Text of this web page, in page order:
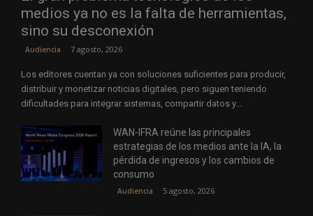
medios ya no es la falta de herramientas,
sino su desconexión
Audiencia 7 agosto, 2026
Los editores cuentan ya con soluciones suficientes para producir,
distribuir y monetizar noticias digitales, pero siguen teniendo
dificultades para integrar sistemas, compartir datos y...
WAN-IFRA reúne las principales
estrategias de los medios ante la IA, la
pérdida de ingresos y los cambios de
consumo
Audiencia 5 agosto, 2026